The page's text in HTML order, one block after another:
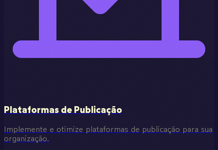
Plataformas de Publicação
Implemente e otimize plataformas de publicação para sua
organização.